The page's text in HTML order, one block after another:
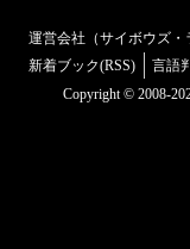
運営会社（サイボウズ・
新着ブック(RSS)
言語
Copyright © 2008-